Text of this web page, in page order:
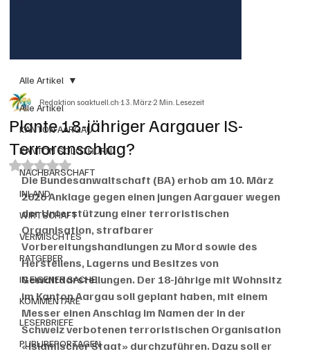
Alle Artikel
KANTON AARGAU
KANTON SOLOTHURN
NACHBARSCHAFT
INLAND
WIRTSCHAFT
VERMISCHTES
RATGEBER
IN EIGENER SACHE
KOMMENTARE
LESERBRIEFE
PUBLIREPORTAGEN
Alle Artikel
Plante 18-jähriger Aargauer IS-
Terroranschlag?
Redaktion soaktuell.ch13. März2 Min. Lesezeit
Mit NaN von 5 Sternen bewertet.
Die Bundesanwaltschaft (BA) erhob am 10. März
2026 Anklage gegen einen jungen Aargauer wegen
der Unterstützung einer terroristischen
Organisation, strafbarer
Vorbereitungshandlungen zu Mord sowie des
Herstellens, Lagerns und Besitzes von
Gewaltdarstellungen. Der 18-Jährige mit Wohnsitz
im Kanton Aargau soll geplant haben, mit einem
Messer einen Anschlag im Namen der in der
Schweiz verbotenen terroristischen Organisation
«Islamischer Staat» durchzuführen. Dazu soll er